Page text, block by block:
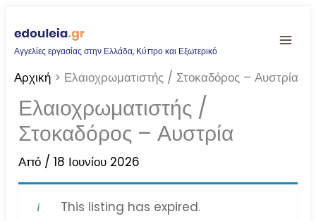
στο
περιεχόμενο
Αγγελίες εργασίας στην Ελλάδα, Κύπρο και Εξωτερικό
Αρχική Ελαιοχρωματιστής / Στοκαδόρος – Αυστρία
Ελαιοχρωματιστής /
Στοκαδόρος – Αυστρία
Από /18 Ιουνίου 2026
This listing has expired.